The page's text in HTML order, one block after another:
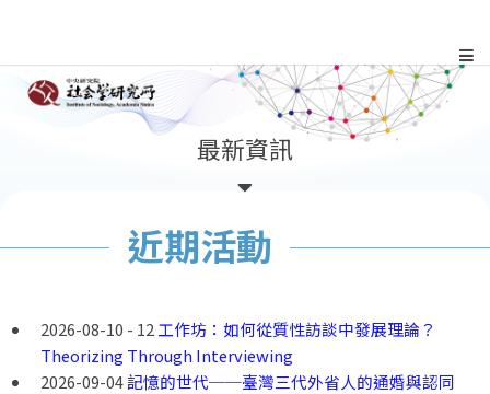
到
最新資訊
近期活動
2026-08-10 - 12 工作坊：如何從質性訪談中發展理論？
Theorizing Through Interviewing
2026-09-04記憶的世代──臺灣三代外省人的通婚與認同